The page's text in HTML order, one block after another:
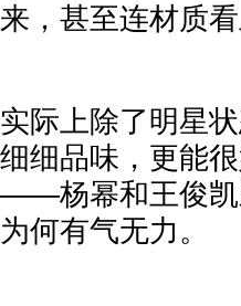
来，甚至连材质
实际上除了明星
细细品味，更能
——杨幂和王俊凯
为何有气无力。